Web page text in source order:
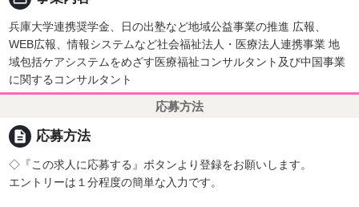
兵庫大学連携奨学金、日の出塾など地域公益事業の推進 広報、
WEB広報、情報システムなど社会福祉法人・医療法人連携事業 地
域包括ケアシステムをめざす医療福祉コンサルタント及び中国事業
に関するコンサルタント
応募方法
description 応募方法
◇『この求人に応募する』ボタンより登録をお願いします。
エントリーは１分程度の簡単な入力です。